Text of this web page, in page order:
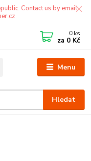
Contact us by email:
Menu
Hledat
0 ks
za 0 Kč